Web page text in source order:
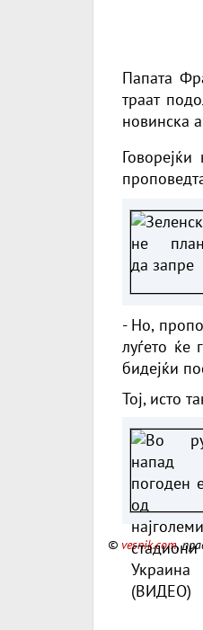
Папата
траат
новинска
- Но,
луѓето ќе
бидејќи
Тој, исто
© vesnik.com,